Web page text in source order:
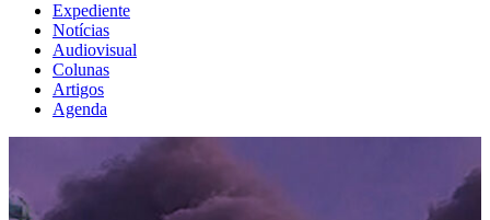
Expediente
Notícias
Audiovisual
Colunas
Artigos
Agenda